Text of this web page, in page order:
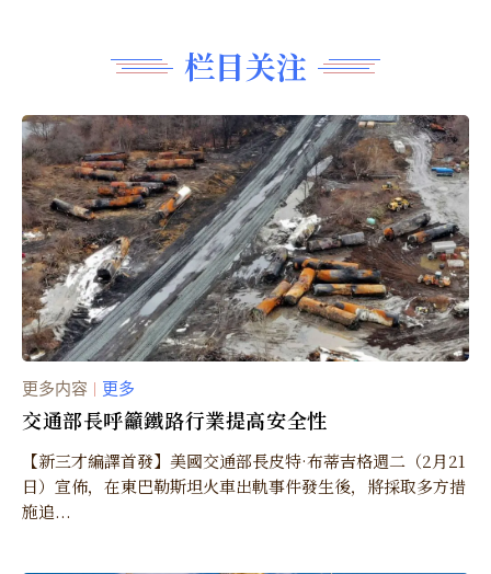
栏目关注
更多内容 ｜ 更多
交通部長呼籲鐵路行業提高安全性
【新三才編譯首發】美國交通部長皮特·布蒂吉格週二（2月21
日）宣佈，在東巴勒斯坦火車出軌事件發生後，將採取多方措
施追...